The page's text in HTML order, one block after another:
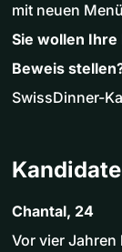
mit neuen
Sie wollen
Beweis
SwissDinner-
Chantal, 24
Vor vier Jahren